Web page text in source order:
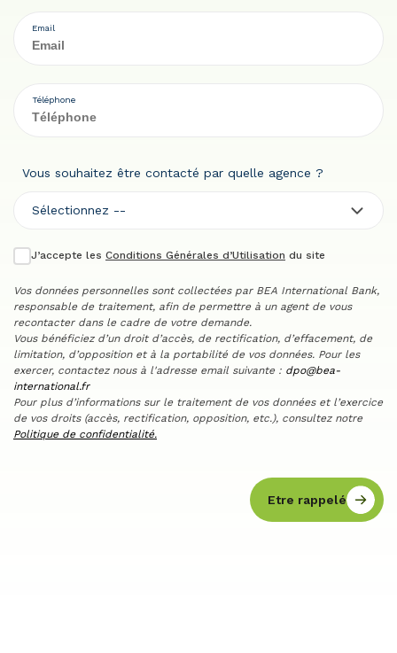
Email
Téléphone
Vous souhaitez être contacté par quelle agence ?
Sélectionnez --
J’accepte les Conditions Générales d’Utilisation du site
Vos données personnelles sont collectées par BEA International Bank,
responsable de traitement, afin de permettre à un agent de vous
recontacter dans le cadre de votre demande.
Vous bénéficiez d’un droit d’accès, de rectification, d’effacement, de
limitation, d’opposition et à la portabilité de vos données. Pour les
exercer, contactez nous à l'adresse email suivante : dpo@bea-
international.fr
Pour plus d’informations sur le traitement de vos données et l’exercice
de vos droits (accès, rectification, opposition, etc.), consultez notre
Politique de confidentialité.
Etre rappelé